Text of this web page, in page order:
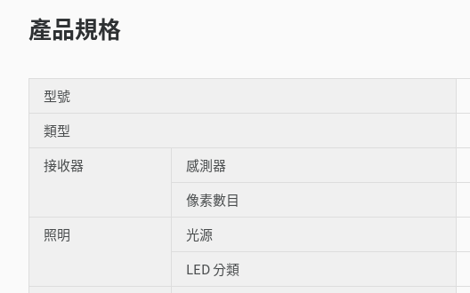
產品規格
型號
類型
接收器
感測器
像素數目
照明
光源
LED 分類